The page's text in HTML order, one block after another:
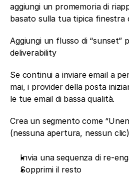
aggiungi un promemoria di
basato sulla tua tipica finestra
Aggiungi un flusso di “sunset”
deliverability
Se continui a inviare email a
mai, i provider della posta
le tue email di bassa qualità.
Crea un segmento come
(nessuna apertura, nessun
Invia una sequenza di re-
Sopprimi il resto